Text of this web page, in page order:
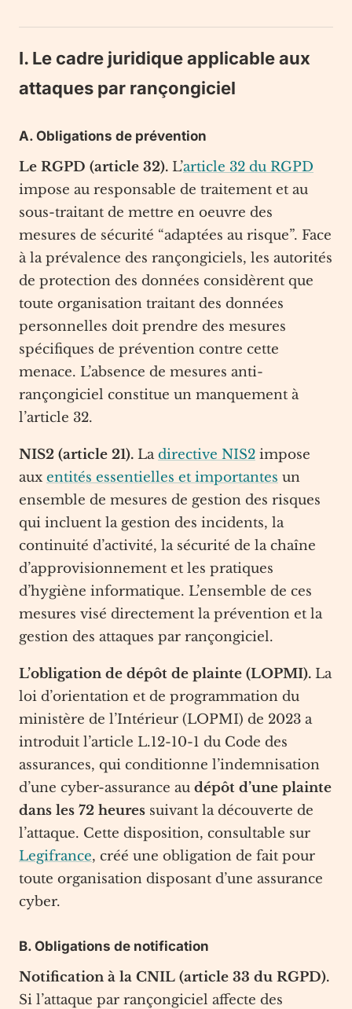
I. Le cadre juridique applicable aux
attaques par rançongiciel
A. Obligations de prévention
Le RGPD (article 32). L’article 32 du RGPD
impose au responsable de traitement et au
sous-traitant de mettre en oeuvre des
mesures de sécurité “adaptées au risque”. Face
à la prévalence des rançongiciels, les autorités
de protection des données considèrent que
toute organisation traitant des données
personnelles doit prendre des mesures
spécifiques de prévention contre cette
menace. L’absence de mesures anti-
rançongiciel constitue un manquement à
l’article 32.
NIS2 (article 21). Ladirective NIS2 impose
aux entités essentielles et importantes un
ensemble de mesures de gestion des risques
qui incluent la gestion des incidents, la
continuité d’activité, la sécurité de la chaîne
d’approvisionnement et les pratiques
d’hygiène informatique. L’ensemble de ces
mesures visé directement la prévention et la
gestion des attaques par rançongiciel.
L’obligation de dépôt de plainte (LOPMI). La
loi d’orientation et de programmation du
ministère de l’Intérieur (LOPMI) de 2023 a
introduit l’article L.12-10-1 du Code des
assurances, qui conditionne l’indemnisation
d’une cyber-assurance au dépôt d’une plainte
dans les 72 heures suivant la découverte de
l’attaque. Cette disposition, consultable sur
Legifrance, créé une obligation de fait pour
toute organisation disposant d’une assurance
cyber.
B. Obligations de notification
Notification à la CNIL (article 33 du RGPD).
Si l’attaque par rançongiciel affecte des